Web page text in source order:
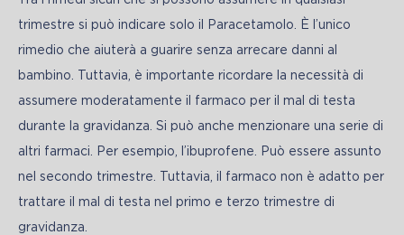
trimestre si può indicare solo il Paracetamolo. È l’unico
rimedio che aiuterà a guarire senza arrecare danni al
bambino. Tuttavia, è importante ricordare la necessità di
assumere moderatamente il farmaco per il mal di testa
durante la gravidanza. Si può anche menzionare una serie di
altri farmaci. Per esempio, l’ibuprofene. Può essere assunto
nel secondo trimestre. Tuttavia, il farmaco non è adatto per
trattare il mal di testa nel primo e terzo trimestre di
gravidanza.